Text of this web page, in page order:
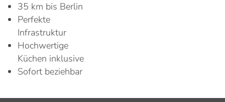
35 km bis Berlin
Perfekte
Infrastruktur
Hochwertige
Küchen inklusive
Sofort beziehbar